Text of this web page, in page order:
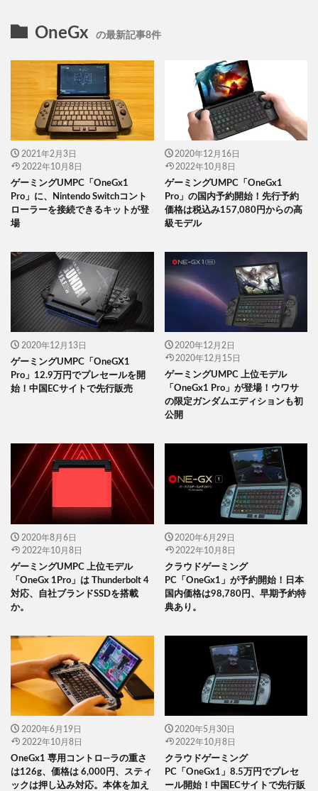
OneGx の最新記事8件
2021年2月3日
2022年10月8日
ゲーミングUMPC「OneGx1
Pro」に、Nintendo Switchコント
ローラーを接続できるキットが登
場
2020年12月16日
2022年10月8日
ゲーミングUMPC「OneGx1
Pro」の国内予約開始！先行予約
価格は税込み157,080円からの高
級モデル
2020年12月13日
ゲーミングUMPC「OneGX1
Pro」12.9万円でプレセールを開
始！中国ECサイトで先行販売
2020年12月2日
2020年12月15日
ゲーミングUMPC 上位モデル
「OneGx1 Pro」が登場！ウワサ
の限定ガンダムエディションも初
公開
2020年8月6日
2022年10月8日
ゲーミングUMPC 上位モデル
「OneGx 1Pro」は Thunderbolt 4
対応、自社ブランドSSDを搭載
か。
2020年6月29日
2022年10月8日
クラウドゲーミング
PC「OneGx1」が予約開始！日本
国内価格は98,780円、早期予約特
典あり。
2020年6月19日
2022年10月8日
OneGx1 専用コントロ―ラの重さ
は126g、価格は 6,000円、スティ
ックは押し込み対応。本体を加え
2020年5月30日
2022年10月8日
クラウドゲーミング
PC「OneGx1」8.5万円でプレセ
ール開始！中国ECサイトで先行販